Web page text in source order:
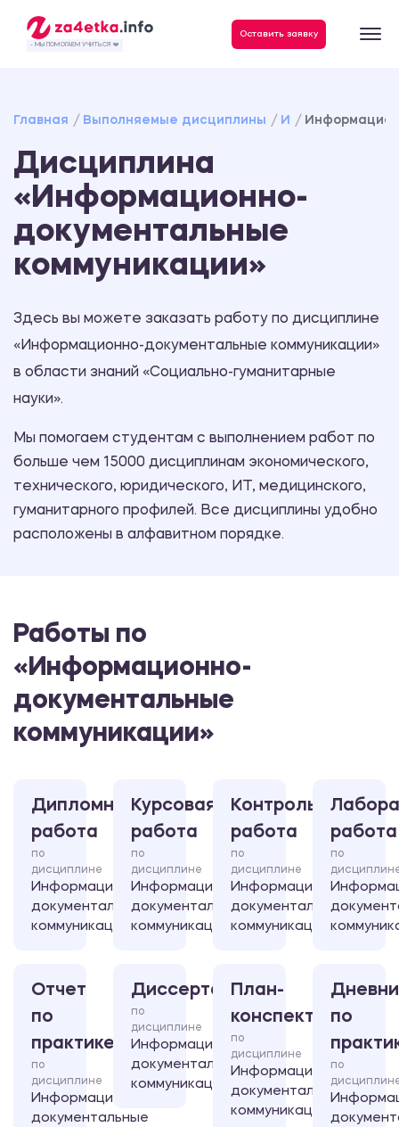
- МЫ ПОМОГАЕМ УЧИТЬСЯ ❤️
Оставить заявку
Главная Выполняемые дисциплины И
Дисциплина
«Информационно-
документальные
коммуникации»
Здесь вы можете заказать работу по дисциплине
«Информационно-документальные коммуникации»
в области знаний «Социально-гуманитарные
науки».
Мы помогаем студентам с выполнением работ по
больше чем 15000 дисциплинам экономического,
технического, юридического, ИТ, медицинского,
гуманитарного профилей. Все дисциплины удобно
расположены в алфавитном порядке.
Работы по
«Информационно-
документальные
коммуникации»
Дипломная
работа
по
дисциплине
Информационно-
документальные
коммуникации
Курсовая
работа
по
дисциплине
Информационно-
документальные
коммуникации
Контрольная
работа
по
дисциплине
Информационно-
документальные
коммуникации
работа
по
Отчет
по
практике
по
дисциплине
Информационно-
документальные
Диссертация
по
дисциплине
Информационно-
документальные
коммуникации
План-
конспект
по
дисциплине
Информационно-
документальные
коммуникации
по
по